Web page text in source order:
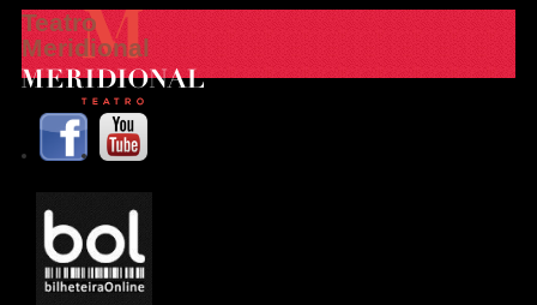
Teatro
Meridional